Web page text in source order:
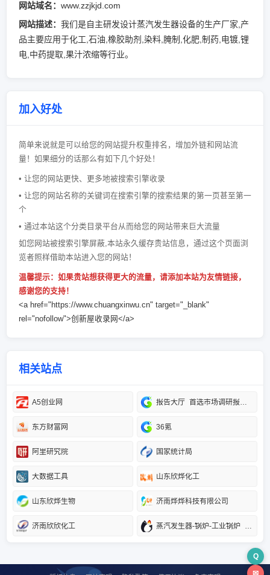
网站域名： www.zzjkjd.com
网站描述： 我们是自主研发设计蒸汽发生器设备的生产厂家,产
品主要应用于化工,石油,橡胶助剂,染料,腌制,化肥,制药,电镀,锂
电,中药提取,果汁浓缩等行业。
加入好处
简单来说就是可以给您的网站提升权重排名，增加外链和网站流
量！如果细分的话那么有如下几个好处！
• 让您的网站更快、更多地被搜索引擎收录
• 让您的网站名称的关键词在搜索引擎的搜索结果的第一页甚至第一
个
• 通过本站这个分类目录平台从而给您的网站带来巨大流量
如您网站被搜索引擎屏蔽,本站永久缓存贵站信息，通过这个页面浏
览者照样借助本站进入您的网站！
温馨提示：如果贵站想获得更大的流量，请添加本站为友情链接，
感谢您的支持！
<a href="https://www.chuangxinwu.cn" target="_blank"
rel="nofollow">创新屋收录网</a>
相关站点
A5创业网
东方财富网 36氪
阿里研究院 国家统计局
大数据工具 山东欣烨化工
山东欣烨生物 济南烨烨科技有限公司
济南欣欣化工
Q
✉